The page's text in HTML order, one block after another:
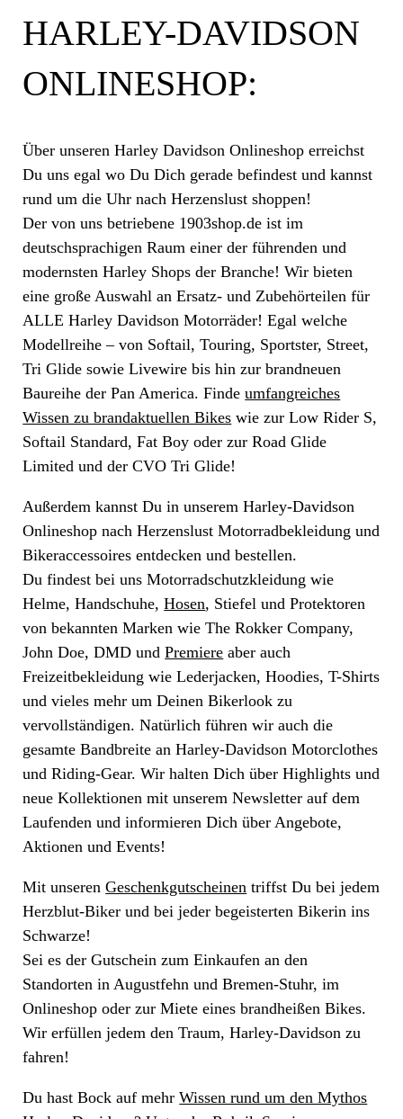
HARLEY-DAVIDSON
ONLINESHOP:
Über unseren Harley Davidson Onlineshop erreichst
Du uns egal wo Du Dich gerade befindest und kannst
rund um die Uhr nach Herzenslust shoppen!
Der von uns betriebene 1903shop.de ist im
deutschsprachigen Raum einer der führenden und
modernsten Harley Shops der Branche! Wir bieten
eine große Auswahl an Ersatz- und Zubehörteilen für
ALLE Harley Davidson Motorräder! Egal welche
Modellreihe – von Softail, Touring, Sportster, Street,
Tri Glide sowie Livewire bis hin zur brandneuen
Baureihe der Pan America. Findeumfangreiches
Wissen zu brandaktuellen Bikes wie zur Low Rider S,
Softail Standard, Fat Boy oder zur Road Glide
Limited und der CVO Tri Glide!
Außerdem kannst Du in unserem Harley-Davidson
Onlineshop nach Herzenslust Motorradbekleidung und
Bikeraccessoires entdecken und bestellen.
Du findest bei uns Motorradschutzkleidung wie
Helme, Handschuhe,Hosen, Stiefel und Protektoren
von bekannten Marken wie The Rokker Company,
John Doe, DMD undPremiere aber auch
Freizeitbekleidung wie Lederjacken, Hoodies, T-Shirts
und vieles mehr um Deinen Bikerlook zu
vervollständigen. Natürlich führen wir auch die
gesamte Bandbreite an Harley-Davidson Motorclothes
und Riding-Gear. Wir halten Dich über Highlights und
neue Kollektionen mit unserem Newsletter auf dem
Laufenden und informieren Dich über Angebote,
Aktionen und Events!
Mit unserenGeschenkgutscheinen triffst Du bei jedem
Herzblut-Biker und bei jeder begeisterten Bikerin ins
Schwarze!
Sei es der Gutschein zum Einkaufen an den
Standorten in Augustfehn und Bremen-Stuhr, im
Onlineshop oder zur Miete eines brandheißen Bikes.
Wir erfüllen jedem den Traum, Harley-Davidson zu
fahren!
Du hast Bock auf mehrWissen rund um den Mythos